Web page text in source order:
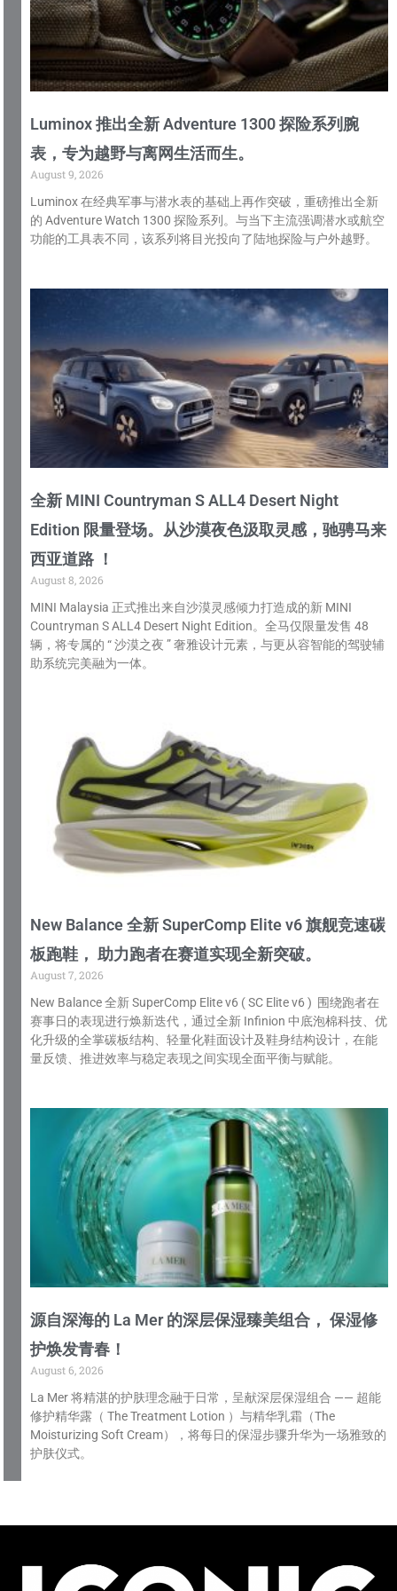
Luminox 推出全新 Adventure 1300 探险系列腕
表，专为越野与离网生活而生。
August 9, 2026
Luminox 在经典军事与潜水表的基础上再作突破，重磅推出全新
的 Adventure Watch 1300 探险系列。与当下主流强调潜水或航空
功能的工具表不同，该系列将目光投向了陆地探险与户外越野。
全新 MINI Countryman S ALL4 Desert Night
Edition 限量登场。从沙漠夜色汲取灵感，驰骋马来
西亚道路 ！
August 8, 2026
MINI Malaysia 正式推出来自沙漠灵感倾力打造成的新 MINI
Countryman S ALL4 Desert Night Edition。全马仅限量发售 48
辆，将专属的 “ 沙漠之夜 ” 奢雅设计元素，与更从容智能的驾驶辅
助系统完美融为一体。
New Balance 全新 SuperComp Elite v6 旗舰竞速碳
板跑鞋， 助力跑者在赛道实现全新突破。
August 7, 2026
New Balance 全新 SuperComp Elite v6 ( SC Elite v6 ) 围绕跑者在
赛事日的表现进行焕新迭代，通过全新 Infinion 中底泡棉科技、优
化升级的全掌碳板结构、轻量化鞋面设计及鞋身结构设计，在能
量反馈、推进效率与稳定表现之间实现全面平衡与赋能。
源自深海的 La Mer 的深层保湿臻美组合， 保湿修
护焕发青春！
August 6, 2026
La Mer 将精湛的护肤理念融于日常，呈献深层保湿组合 —— 超能
修护精华露（ The Treatment Lotion ）与精华乳霜（The
Moisturizing Soft Cream），将每日的保湿步骤升华为一场雅致的
护肤仪式。